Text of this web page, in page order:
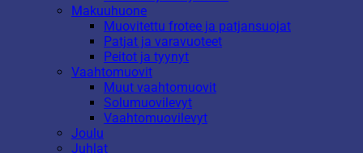
Makuuhuone
Muovitettu frotee ja patjansuojat
Patjat ja varavuoteet
Peitot ja tyynyt
Vaahtomuovit
Muut vaahtomuovit
Solumuovilevyt
Vaahtomuovilevyt
Joulu
Juhlat